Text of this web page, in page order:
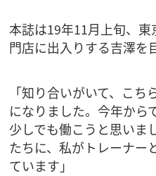
本誌は19年11月上旬、
門店に出入りする吉澤を
「知り合いがいて、こ
になりました。今年から
少しでも働こうと思い
たちに、私がトレーナー
ています」